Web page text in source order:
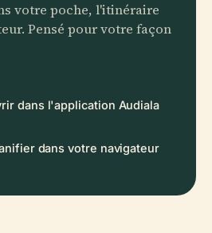
votre poche, l'itinéraire
Pensé pour votre façon
dans l'application Audiala
dans votre navigateur